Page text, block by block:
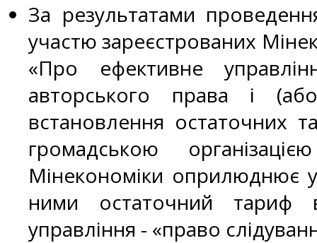
За результатами
участю зареєстрованих
«Про ефективне
авторського права і
встановлення остаточних
громадською
Мінекономіки оприлюднює
ними остаточний тариф
управління - «право